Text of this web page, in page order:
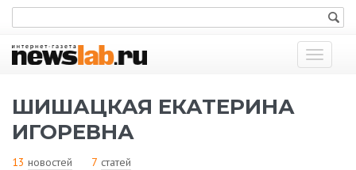
Показать
меню
ШИШАЦКАЯ ЕКАТЕРИНА
ИГОРЕВНА
13 новостей 7 статей